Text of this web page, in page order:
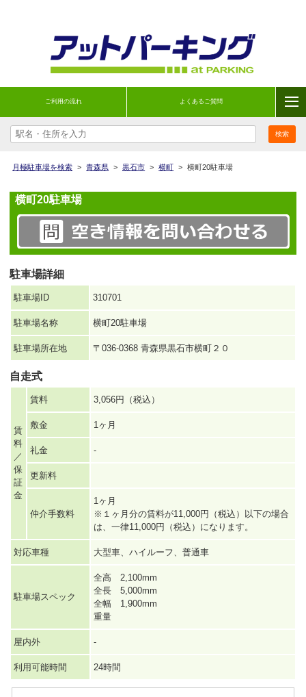
ご利用の流れ よくあるご質問
月極駐車場を検索 > 青森県 > 黒石市 > 横町 > 横町20駐車場
横町20駐車場
駐車場詳細
駐車場ID 310701
駐車場名称 横町20駐車場
駐車場所在地 〒036-0368 青森県黒石市横町２０
自走式
賃
料
／
保
証
金
賃料 3,056円（税込）
敷金 1ヶ月
礼金 -
更新料
仲介手数料
1ヶ月
※１ヶ月分の賃料が11,000円（税込）以下の場合
は、一律11,000円（税込）になります。
対応車種 大型車、ハイルーフ、普通車
駐車場スペック
全高 2,100mm
全長 5,000mm
全幅 1,900mm
重量
屋内外 -
利用可能時間 24時間